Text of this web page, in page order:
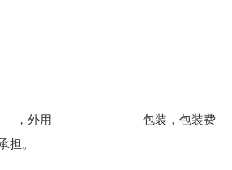
，外用______________包装，包装费
担。